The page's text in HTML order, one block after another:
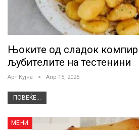
Њоките од сладок компир
љубителите на тестенини
Арт Кујна Апр 15, 2025
ПОВЕЌЕ...
МЕНИ